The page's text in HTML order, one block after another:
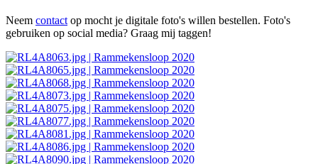
Neem contact op mocht je digitale foto's willen bestellen. Foto's
gebruiken op social media? Graag mij taggen!